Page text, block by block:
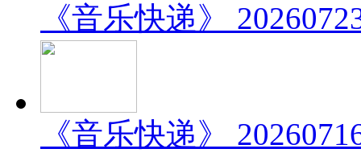
《音乐快递》
《音乐快递》